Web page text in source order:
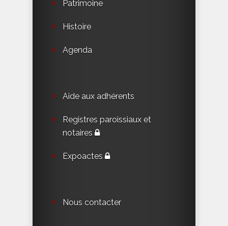
Patrimoine
Histoire
Agenda
Aide aux adhérents
Registres paroissiaux et
notaires
Expoactes
Nous contacter